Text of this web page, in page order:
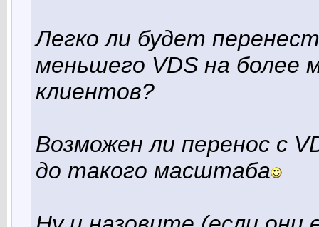
Легко ли будет
меньшего VDS на более
клиентов?
Возможен ли перенос с
до такого масштаба